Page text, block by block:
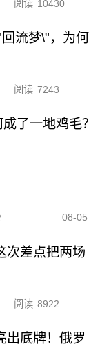
阅读 10430
流梦\"，为何
阅读 7243
了一地鸡毛？
08-05
次差点把两场
阅读 8922
出底牌！俄罗